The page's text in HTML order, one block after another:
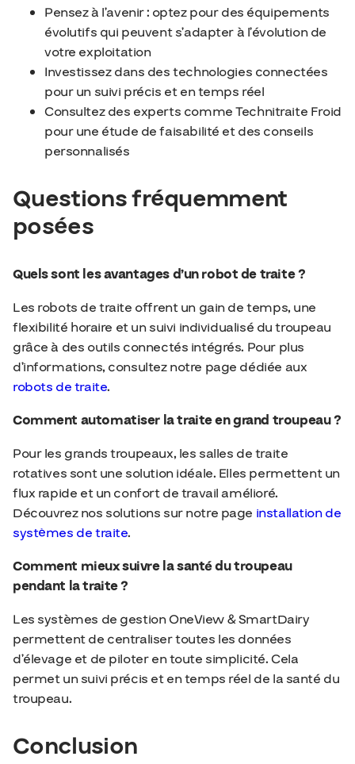
Pensez à l’avenir : optez pour des équipements
évolutifs qui peuvent s’adapter à l’évolution de
votre exploitation
Investissez dans des technologies connectées
pour un suivi précis et en temps réel
Consultez des experts comme Technitraite Froid
pour une étude de faisabilité et des conseils
personnalisés
Questions fréquemment
posées
Quels sont les avantages d’un robot de traite ?
Les robots de traite offrent un gain de temps, une
flexibilité horaire et un suivi individualisé du troupeau
grâce à des outils connectés intégrés. Pour plus
d’informations, consultez notre page dédiée aux
robots de traite.
Comment automatiser la traite en grand troupeau ?
Pour les grands troupeaux, les salles de traite
rotatives sont une solution idéale. Elles permettent un
flux rapide et un confort de travail amélioré.
Découvrez nos solutions sur notre page installation de
systèmes de traite.
Comment mieux suivre la santé du troupeau
pendant la traite ?
Les systèmes de gestion OneView & SmartDairy
permettent de centraliser toutes les données
d’élevage et de piloter en toute simplicité. Cela
permet un suivi précis et en temps réel de la santé du
troupeau.
Conclusion